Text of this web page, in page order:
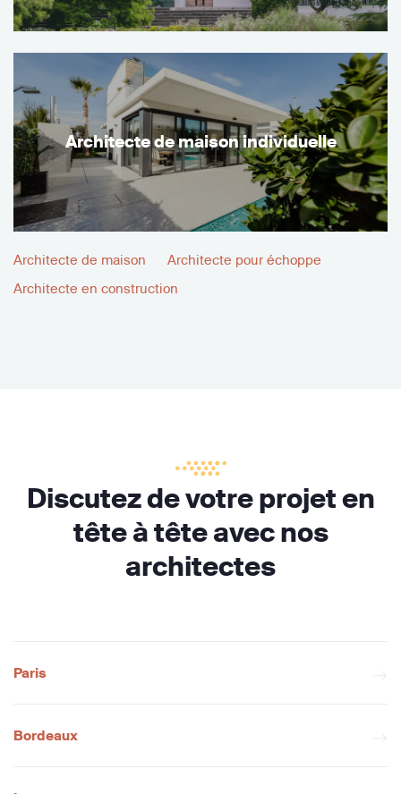
Architecte de maison individuelle
Architecte de maison
Architecte pour échoppe
Architecte en construction
Discutez de votre projet en
tête à tête avec nos
architectes
Paris
Bordeaux